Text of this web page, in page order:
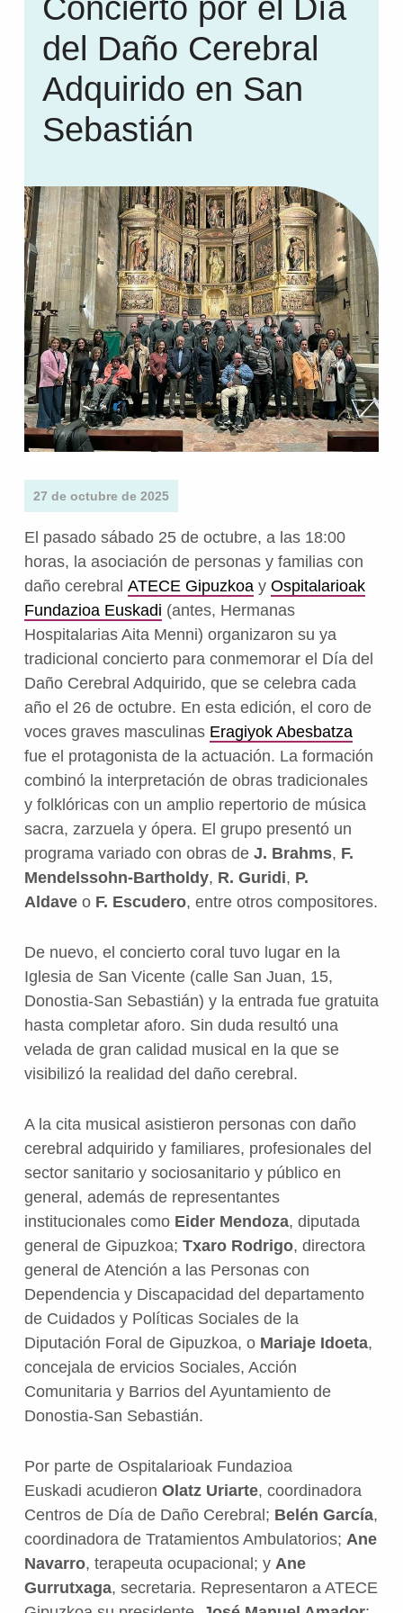
Concierto por el Día
del Daño Cerebral
Adquirido en San
Sebastián
27 de octubre de 2025
El pasado sábado 25 de octubre, a las 18:00
horas, la asociación de personas y familias con
daño cerebral ATECE Gipuzkoay Ospitalarioak
Fundazioa Euskadi (antes, Hermanas
Hospitalarias Aita Menni) organizaron su ya
tradicional concierto para conmemorar el Día del
Daño Cerebral Adquirido, que se celebra cada
año el 26 de octubre. En esta edición, el coro de
voces graves masculinas Eragiyok Abesbatza
fue el protagonista de la actuación. La formación
combinó la interpretación de obras tradicionales
y folklóricas con un amplio repertorio de música
sacra, zarzuela y ópera. El grupo presentó un
programa variado con obras de J. Brahms, F.
Mendelssohn-Bartholdy, R. Guridi, P.
Aldaveo F. Escudero, entre otros compositores.
De nuevo, el concierto coral tuvo lugar en la
Iglesia de San Vicente (calle San Juan, 15,
Donostia-San Sebastián) y la entrada fue gratuita
hasta completar aforo. Sin duda resultó una
velada de gran calidad musical en la que se
visibilizó la realidad del daño cerebral.
A la cita musical asistieron personas con daño
cerebral adquirido y familiares, profesionales del
sector sanitario y sociosanitario y público en
general, además de representantes
institucionales como Eider Mendoza, diputada
general de Gipuzkoa; Txaro Rodrigo, directora
general de Atención a las Personas con
Dependencia y Discapacidad del departamento
de Cuidados y Políticas Sociales de la
Diputación Foral de Gipuzkoa, o Mariaje Idoeta,
concejala de ervicios Sociales, Acción
Comunitaria y Barrios del Ayuntamiento de
Donostia-San Sebastián.
Por parte de Ospitalarioak Fundazioa
Euskadi acudieron Olatz Uriarte, coordinadora
Centros de Día de Daño Cerebral; Belén García,
coordinadora de Tratamientos Ambulatorios; Ane
Navarro, terapeuta ocupacional; y Ane
Gurrutxaga, secretaria. Representaron a ATECE